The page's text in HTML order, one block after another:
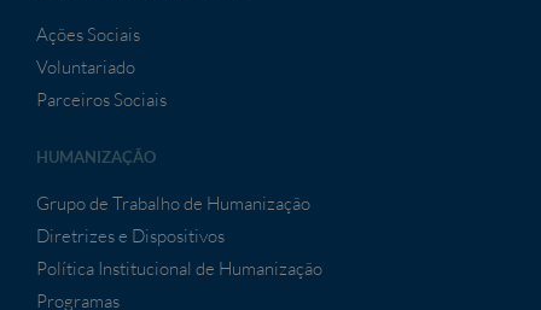
Ações Sociais
Voluntariado
Parceiros Sociais
HUMANIZAÇÃO
Grupo de Trabalho de Humanização
Diretrizes e Dispositivos
Política Institucional de Humanização
Programas